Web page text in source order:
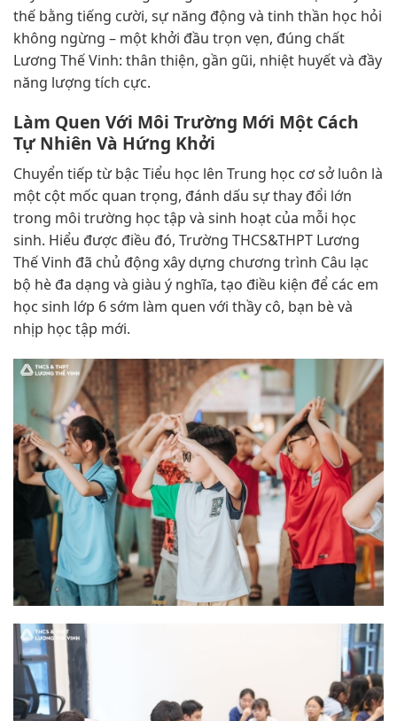
thế bằng tiếng cười, sự năng động và tinh thần học hỏi
không ngừng – một khởi đầu trọn vẹn, đúng chất
Lương Thế Vinh: thân thiện, gần gũi, nhiệt huyết và đầy
năng lượng tích cực.
Làm Quen Với Môi Trường Mới Một Cách
Tự Nhiên Và Hứng Khởi
Chuyển tiếp từ bậc Tiểu học lên Trung học cơ sở luôn là
một cột mốc quan trọng, đánh dấu sự thay đổi lớn
trong môi trường học tập và sinh hoạt của mỗi học
sinh. Hiểu được điều đó, Trường THCS&THPT Lương
Thế Vinh đã chủ động xây dựng chương trình Câu lạc
bộ hè đa dạng và giàu ý nghĩa, tạo điều kiện để các em
học sinh lớp 6 sớm làm quen với thầy cô, bạn bè và
nhịp học tập mới.